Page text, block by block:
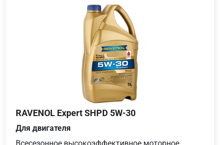
RAVENOL Expert SHPD 5W-30
Для двигателя